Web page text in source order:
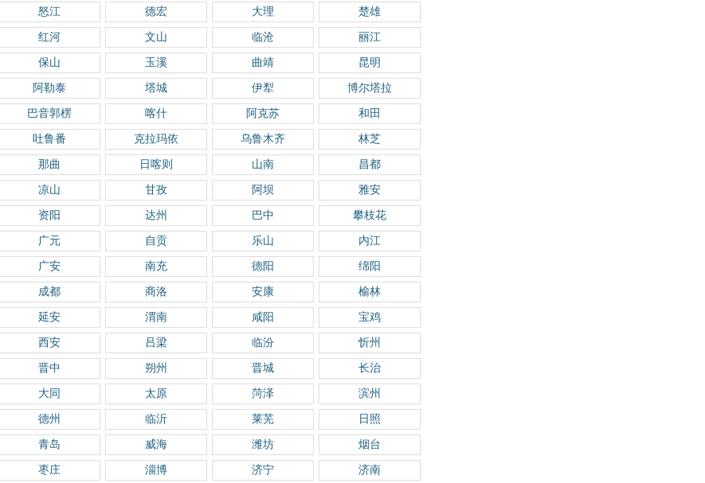
怒江 德宏 大理 楚雄
红河 文山 临沧 丽江
保山 玉溪 曲靖 昆明
阿勒泰 塔城 伊犁 博尔塔拉
巴音郭楞 喀什 阿克苏 和田
吐鲁番 克拉玛依 乌鲁木齐 林芝
那曲 日喀则 山南 昌都
凉山 甘孜 阿坝 雅安
资阳 达州 巴中 攀枝花
广元 自贡 乐山 内江
广安 南充 德阳 绵阳
成都 商洛 安康 榆林
延安 渭南 咸阳 宝鸡
西安 吕梁 临汾 忻州
晋中 朔州 晋城 长治
大同 太原 菏泽 滨州
德州 临沂 莱芜 日照
青岛 威海 潍坊 烟台
枣庄 淄博 济宁 济南